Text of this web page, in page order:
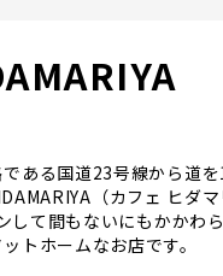
ある国道23号線から道
（カフェ ヒダマ
して間もないにもかかわ
トホームなお店です。